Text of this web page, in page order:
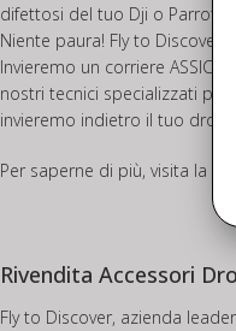
difettosi del tuo Dji o Parrot ?
Niente paura! Fly to Discover
Invieremo un corriere
nostri tecnici specializzati
invieremo indietro il tuo drone.
Per saperne di più, visita la
Rivendita Accessori
Fly to Discover, azienda